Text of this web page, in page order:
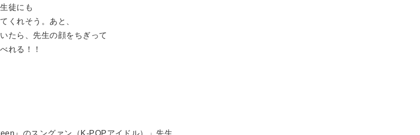
徒にも
くれそう。あと、
たら、先生の顔をちぎって
れる！！
』のスングァン（K-POPアイドル）」先生